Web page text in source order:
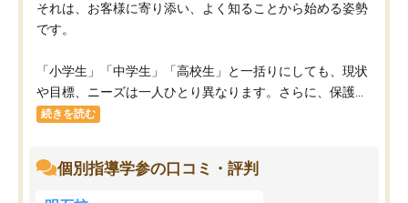
それは、お客様に寄り添い、よく知ることから始める姿勢
です。
「小学生」「中学生」「高校生」と一括りにしても、現状
や目標、ニーズは一人ひとり異なります。さらに、保護...
続きを読む
個別指導学参の口コミ・評判